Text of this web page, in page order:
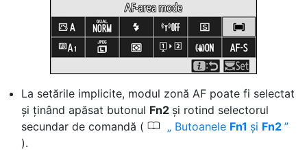
La setările implicite, modul zonă AF poate fi selectat
și ținând apăsat butonul Fn2 și rotind selectorul
secundar de comandă ( 0 Butoanele Fn1 și Fn2
).